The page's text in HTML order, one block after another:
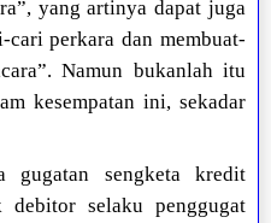
yang artinya dapat juga
cari perkara dan membuat-
Namun bukanlah itu
kesempatan ini, sekadar
gugatan sengketa kredit
debitor selaku penggugat